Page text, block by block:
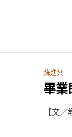
蘇進棻
畢業
【文